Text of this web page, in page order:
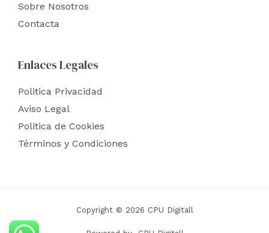
Sobre Nosotros
Contacta
Enlaces Legales
Politica Privacidad
Aviso Legal
Politica de Cookies
Términos y Condiciones
Copyright © 2026 CPU Digitall